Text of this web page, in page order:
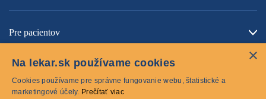
Pre pacientov
×
Na lekar.sk používame cookies
Cookies používame pre správne fungovanie webu, štatistické a
marketingové účely. Prečítať viac